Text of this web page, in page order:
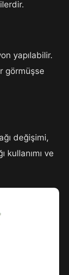
yapılabilir.
görmüşse
değişimi,
kullanımı ve